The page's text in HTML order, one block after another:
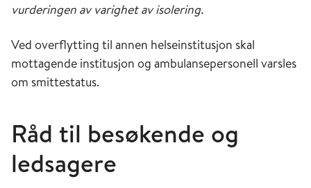
vurderingen av varighet av isolering.
Ved overflytting til annen helseinstitusjon skal
mottagende institusjon og ambulansepersonell varsles
om smittestatus.
Råd til besøkende og
ledsagere